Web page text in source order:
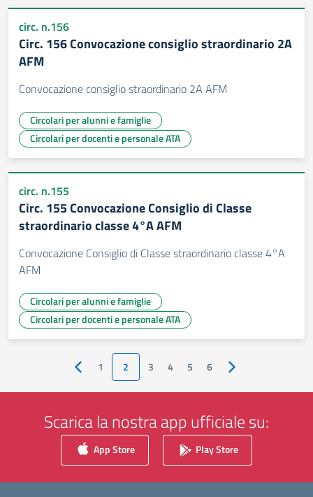
circ. n.156
Circ. 156 Convocazione consiglio straordinario 2A
AFM
Convocazione consiglio straordinario 2A AFM
Circolari per alunni e famiglie
Circolari per docenti e personale ATA
circ. n.155
Circ. 155 Convocazione Consiglio di Classe
straordinario classe 4°A AFM
Convocazione Consiglio di Classe straordinario classe 4°A
AFM
Circolari per alunni e famiglie
Circolari per docenti e personale ATA
Pagina precedente
1 2 3 4 5 6 Pagina successiva
Scarica la nostra app ufficiale su:
App Store Play Store